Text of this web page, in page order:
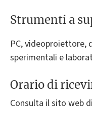
Strumenti a
PC, videoproiettore,
sperimentali e
Orario di
Consulta il sito web di